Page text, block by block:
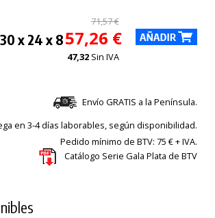
x 24 x 8
71,57 €
57,26 €
47,32 Sin IVA
Envío GRATIS a la Península.
en 3-4 días laborables, según disponibilidad.
Pedido mínimo de BTV: 75 € + IVA.
Catálogo Serie Gala Plata de BTV